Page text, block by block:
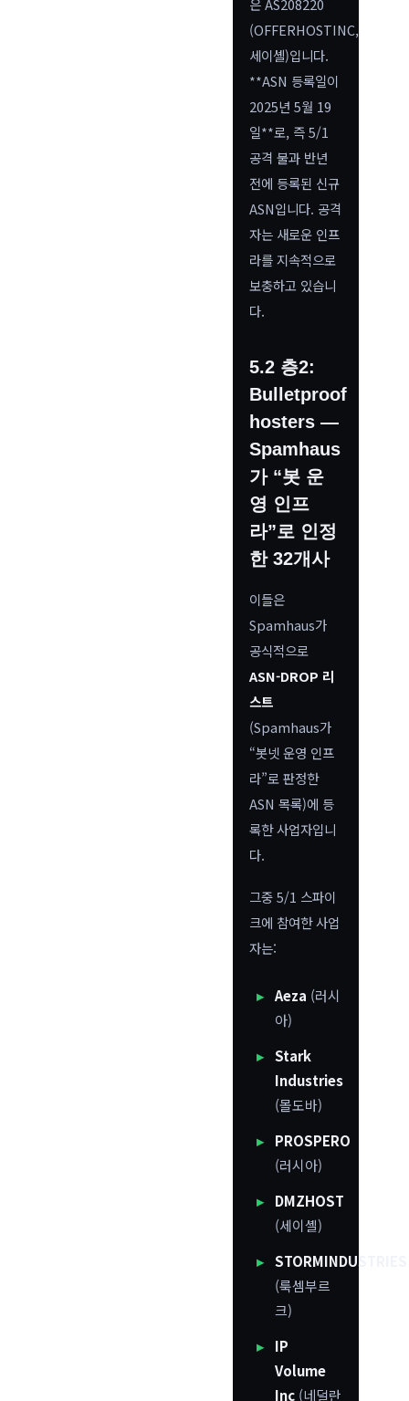
은 AS208220
(OFFERHOSTINC,
세이셸)입니다.
**ASN 등록일이
2025년 5월 19
일**로, 즉 5/1
공격 불과 반년
전에 등록된 신규
ASN입니다. 공격
자는 새로운 인프
라를 지속적으로
보충하고 있습니
다.
5.2 층2:
Bulletproof
hosters —
Spamhaus
가 “봇 운
영 인프
라”로 인정
한 32개사
이들은
Spamhaus가
공식적으로
ASN-DROP 리
스트
(Spamhaus가
“봇넷 운영 인프
라”로 판정한
ASN 목록)에 등
록한 사업자입니
다.
그중 5/1 스파이
크에 참여한 사업
자는:
Aeza (러시
아)
Stark
Industries
(몰도바)
PROSPERO
(러시아)
DMZHOST
(세이셸)
STORMINDUSTRIES
(룩셈부르
크)
IP
Volume
Inc (네덜란